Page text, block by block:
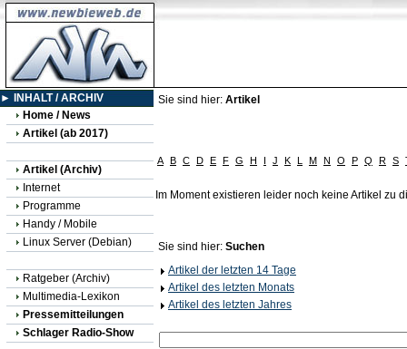
► INHALT / ARCHIV
Home / News
Artikel (ab 2017)
Artikel (Archiv)
Internet
Programme
Handy / Mobile
Linux Server (Debian)
Ratgeber (Archiv)
Multimedia-Lexikon
Pressemitteilungen
Schlager Radio-Show
Sie sind hier: Artikel
A B C D E F G H I J K L M N O P Q R S
Im Moment existieren leider noch keine Artikel zu
Sie sind hier: Suchen
Artikel der letzten 14 Tage
Artikel des letzten Monats
Artikel des letzten Jahres